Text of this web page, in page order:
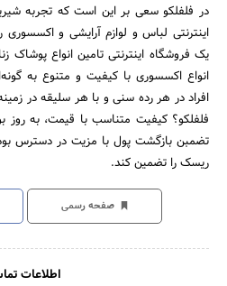
در فلفلکو سعی بر این است که تجربه
اینترنتی لباس و لوازم آرایشی و
یک فروشگاه اینترنتی تامین انواع پوشاک
انواع اکسسوری با کیفیت و متنوع به
افراد در هر رده سنی و با هر سلیقه در
فلفلکو؟ کیفیت متناسب با قیمت، به روز
تضمبن بازگشت پول با مزیت در دسترس
ریسک را تضمین کند.
صفحه رسمی
اطلاعات